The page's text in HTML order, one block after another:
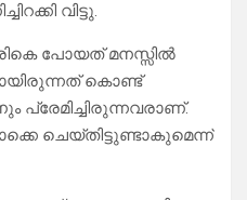
വിട്ടു.
പോയത് മനസ്സിൽ
കൊണ്ട്
ചെയ്തിട്ടുണ്ടാകുമെന്ന്